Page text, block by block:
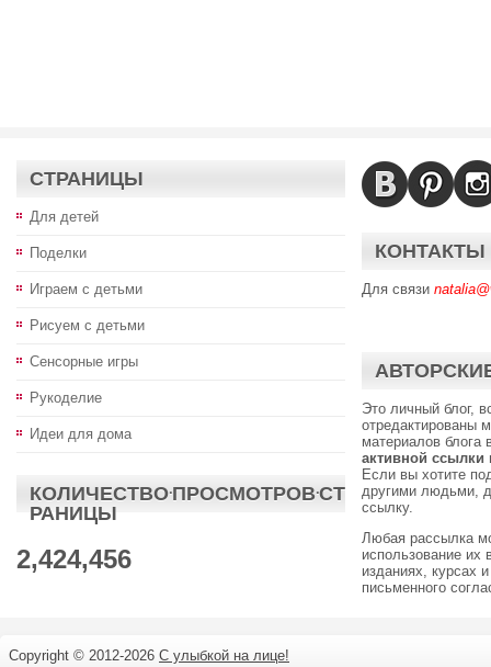
СТРАНИЦЫ
Для детей
Поделки
Играем с детьми
Рисуем с детьми
Сенсорные игры
Рукоделие
Идеи для дома
КОЛИЧЕСТВО·ПРОСМОТРОВ·СТ
РАНИЦЫ
2,424,456
КОНТАКТЫ
Для связи
Это личный блог,
отредактированы
материалов блога
активной ссылки
Если вы хотите
другими людьми,
ссылку.
Любая рассылка
использование их
изданиях, курсах
письменного
Copyright © 2012-2026 С улыбкой на лице!